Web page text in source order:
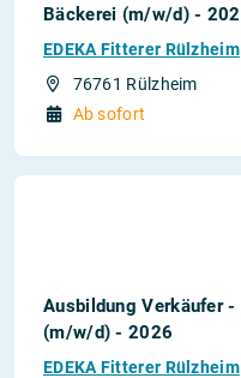
Bäckerei (m/w/d) -
EDEKA Fitterer Rülzheim
76761 Rülzheim
Ab sofort
Ausbildung Verkäufer
(m/w/d) - 2026
EDEKA Fitterer Rülzheim